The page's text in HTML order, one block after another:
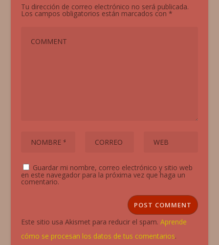
Tu dirección de correo electrónico no será publicada.
Los campos obligatorios están marcados con *
Guardar mi nombre, correo electrónico y sitio web
en este navegador para la próxima vez que haga un
comentario.
Este sitio usa Akismet para reducir el spam. Aprende
cómo se procesan los datos de tus comentarios.